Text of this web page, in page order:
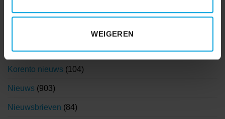
WEIGEREN
Functioneel beheer(3)
Klantervaringen(1)
Korento nieuws (104)
Nieuws (903)
Nieuwsbrieven (84)